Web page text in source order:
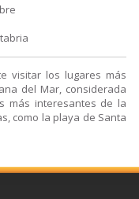
visitar los lugares más
del Mar, considerada
más interesantes de la
como la playa de Santa